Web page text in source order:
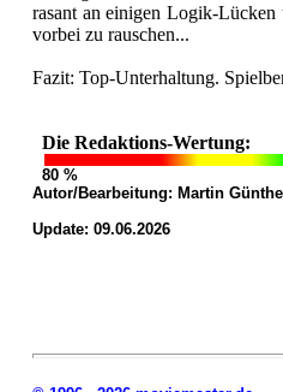
rasant an einigen Logik-
vorbei zu rauschen...
Fazit: Top-Unterhaltung.
Die Redaktions-Wertung:
80 %
Autor/Bearbeitung: Martin
Update: 09.06.2026